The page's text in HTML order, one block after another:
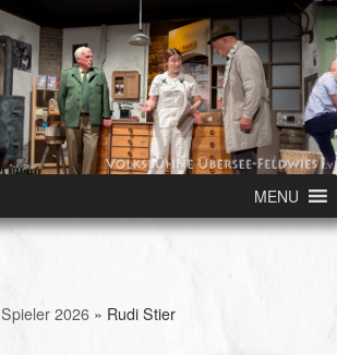
MENU
Spieler 2026 » Rudi Stier